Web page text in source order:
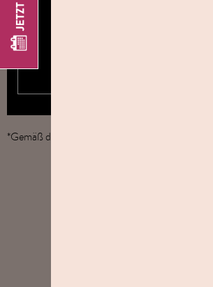
*Gemäß der gültigen AGB